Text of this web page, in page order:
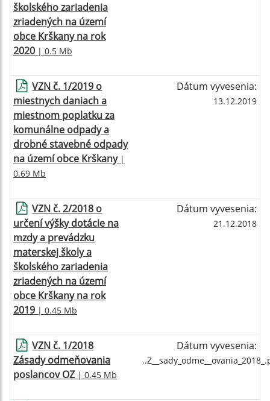
školského zariadenia
zriadených na území
obce Krškany na rok
2020 | 0.5 Mb
VZN č. 1/2019 o
miestnych daniach a
miestnom poplatku za
komunálne odpady a
drobné stavebné odpady
na území obce Krškany|
0.69 Mb
Dátum vyvesenia:
13.12.2019
VZN č. 2/2018 o
určení výšky dotácie na
mzdy a prevádzku
materskej školy a
školského zariadenia
zriadených na území
obce Krškany na rok
2019 | 0.45 Mb
Dátum vyvesenia:
21.12.2018
VZN č. 1/2018
Zásady odmeňovania
poslancov OZ| 0.45 Mb
Dátum vyvesenia: